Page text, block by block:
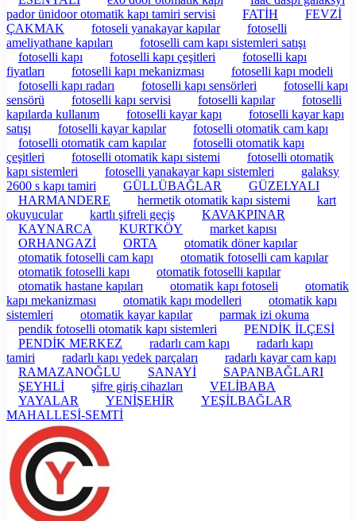
pador ünidoor otomatik kapı tamiri servisi
FATİH
FEVZİ
ÇAKMAK
fotoseli yanakayar kapılar
fotoselli
ameliyathane kapıları
fotoselli cam kapı sistemleri satışı
fotoselli kapı
fotoselli kapı çeşitleri
fotoselli kapı
fiyatları
fotoselli kapı mekanizması
fotoselli kapı modeli
fotoselli kapı radarı
fotoselli kapı sensörleri
fotoselli kapı
sensörü
fotoselli kapı servisi fotoselli kapılar
fotoselli
kapılarda kullanım
fotoselli kayar kapı
fotoselli kayar kapı
satışı
fotoselli kayar kapılar
fotoselli otomatik cam kapı
fotoselli otomatik cam kapılar
fotoselli otomatik kapı
çeşitleri
fotoselli otomatik kapı sistemi
fotoselli otomatik
kapı sistemleri
fotoselli yanakayar kapı sistemleri
galaksy
2600 s kapı tamiri
GÜLLÜBAĞLAR
GÜZELYALI
HARMANDERE
hermetik otomatik kapı sistemi
kart
okuyucular
kartlı şifreli geçiş
KAVAKPINAR
KAYNARCA
KURTKÖY
market kapısı
ORHANGAZİ
ORTA
otomatik döner kapılar
otomatik fotoselli cam kapı
otomatik fotoselli cam kapılar
otomatik fotoselli kapı
otomatik fotoselli kapılar
otomatik hastane kapıları
otomatik kapı fotoseli
otomatik
kapı mekanizması
otomatik kapı modelleri
otomatik kapı
sistemleri
otomatik kayar kapılar
parmak izi okuma
pendik fotoselli otomatik kapı sistemleri
PENDİK İLÇESİ
PENDİK MERKEZ
radarlı cam kapı
radarlı kapı
tamiri
radarlı kapı yedek parçaları
radarlı kayar cam kapı
RAMAZANOĞLU
SANAYİ
SAPANBAĞLARI
ŞEYHLİ
şifre giriş cihazları
VELİBABA
YAYALAR
YENİŞEHİR
YEŞİLBAĞLAR
MAHALLESİ-SEMTİ